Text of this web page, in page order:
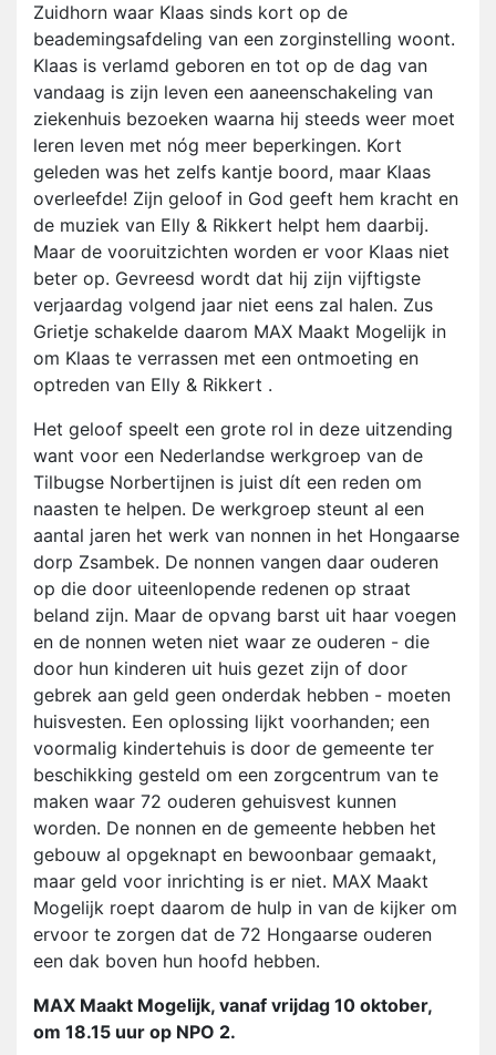
Zuidhorn waar Klaas sinds kort op de
beademingsafdeling van een zorginstelling woont.
Klaas is verlamd geboren en tot op de dag van
vandaag is zijn leven een aaneenschakeling van
ziekenhuis bezoeken waarna hij steeds weer moet
leren leven met nóg meer beperkingen. Kort
geleden was het zelfs kantje boord, maar Klaas
overleefde! Zijn geloof in God geeft hem kracht en
de muziek van Elly & Rikkert helpt hem daarbij.
Maar de vooruitzichten worden er voor Klaas niet
beter op. Gevreesd wordt dat hij zijn vijftigste
verjaardag volgend jaar niet eens zal halen. Zus
Grietje schakelde daarom MAX Maakt Mogelijk in
om Klaas te verrassen met een ontmoeting en
optreden van Elly & Rikkert .
Het geloof speelt een grote rol in deze uitzending
want voor een Nederlandse werkgroep van de
Tilbugse Norbertijnen is juist dít een reden om
naasten te helpen. De werkgroep steunt al een
aantal jaren het werk van nonnen in het Hongaarse
dorp Zsambek. De nonnen vangen daar ouderen
op die door uiteenlopende redenen op straat
beland zijn. Maar de opvang barst uit haar voegen
en de nonnen weten niet waar ze ouderen - die
door hun kinderen uit huis gezet zijn of door
gebrek aan geld geen onderdak hebben - moeten
huisvesten. Een oplossing lijkt voorhanden; een
voormalig kindertehuis is door de gemeente ter
beschikking gesteld om een zorgcentrum van te
maken waar 72 ouderen gehuisvest kunnen
worden. De nonnen en de gemeente hebben het
gebouw al opgeknapt en bewoonbaar gemaakt,
maar geld voor inrichting is er niet. MAX Maakt
Mogelijk roept daarom de hulp in van de kijker om
ervoor te zorgen dat de 72 Hongaarse ouderen
een dak boven hun hoofd hebben.
MAX Maakt Mogelijk, vanaf vrijdag 10 oktober,
om 18.15 uur op NPO 2.